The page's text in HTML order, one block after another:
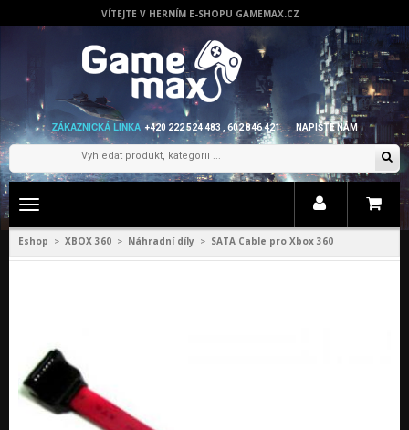
VÍTEJTE V HERNÍM E-SHOPU GAMEMAX.CZ
ZÁKAZNICKÁ LINKA +420 222 524 483 , 602 846 421 NAPIŠTE NÁM
Zobrazit
Eshop > XBOX 360 > Náhradní díly > SATA Cable pro Xbox 360